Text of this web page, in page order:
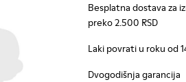
Besplatna dostava za
preko 2.500 RSD
Laki povrati u roku od
Dvogodišnja garancija